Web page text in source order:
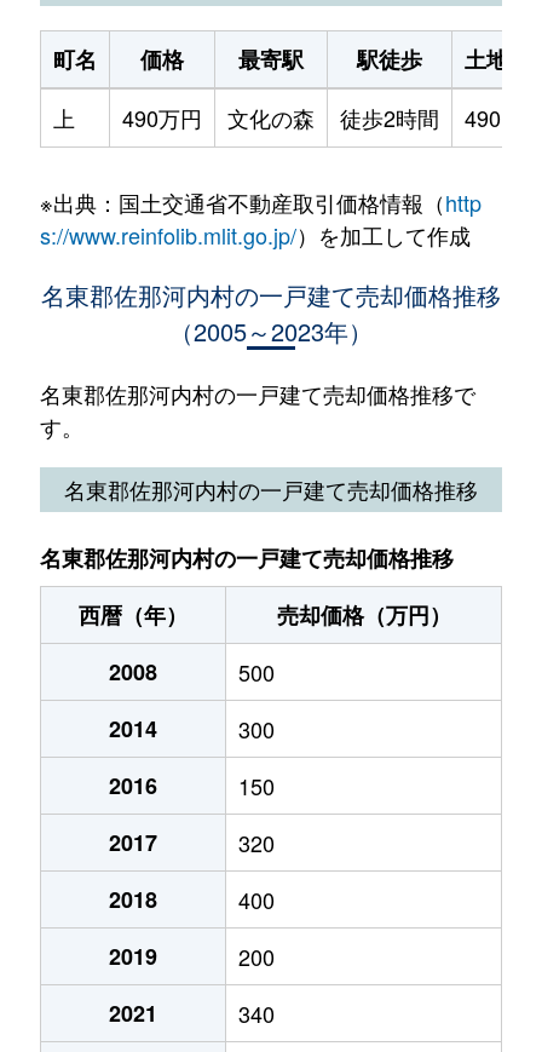
町名 価格 最寄駅 駅徒歩
土地面
上
490万円 文化の森 徒歩2時間 490m²
※出典：国土交通省不動産取引価格情報（http
s://www.reinfolib.mlit.go.jp/）を加工して作成
名東郡佐那河内村の一戸建て売却価格推移
（2005～2023年）
名東郡佐那河内村の一戸建て売却価格推移で
す。
名東郡佐那河内村の一戸建て売却価格推移
名東郡佐那河内村の一戸建て売却価格推移
西暦（年）
売却価格（万円）
2008
500
2014
300
2016
150
2017
320
2018
400
2019
200
2021
340